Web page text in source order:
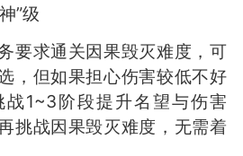
”级
求通关因果毁灭难度，可
，但如果担心伤害较低不好
1~3阶段提升名望与伤害
挑战因果毁灭难度，无需着